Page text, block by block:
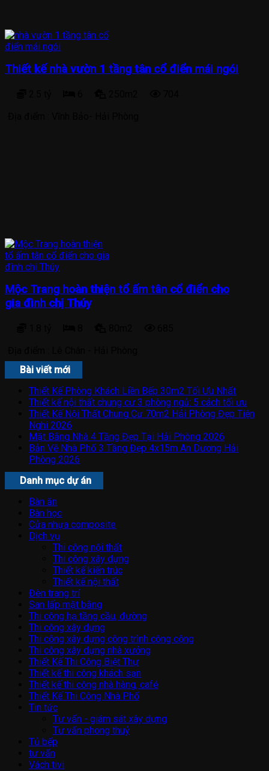
Thiết kế nhà vườn 1 tầng tân cổ điển mái ngói
Mộc Trang hoàn thiện tổ ấm tân cổ điển cho
gia đình chị Thúy
Bài viết mới
Thiết Kế Phòng Khách Liền Bếp 30m2 Tối Ưu Nhất
Thiết kế nội thất chung cư 3 phòng ngủ: 5 cách tối ưu
Thiết Kế Nội Thất Chung Cư 70m2 Hải Phòng Đẹp Tiện
Nghi 2026
Mặt Bằng Nhà 4 Tầng Đẹp Tại Hải Phòng 2026
Bản Vẽ Nhà Phố 3 Tầng Đẹp 4x15m An Dương Hải
Phòng 2026
Danh mục dự án
Bàn ăn
Bàn học
Cửa nhựa composite
Dịch vụ
Thi công nội thất
Thi công xây dựng
Thiết kế kiến trúc
Thiết kế nội thất
Đèn trang trí
San lấp mặt bằng
Thi công hạ tầng cầu, đường
Thi công xây dựng
Thi công xây dựng công trình công cộng
Thi công xây dựng nhà xưởng
Thiết Kế Thi Công Biệt Thự
Thiết kế thi công khách sạn
Thiết kế thi công nhà hàng, café
Thiết Kế Thi Công Nhà Phố
Tin tức
Tư vấn - giám sát xây dựng
Tư vấn phong thuỷ
Tủ bếp
tư vấn
Vách tivi